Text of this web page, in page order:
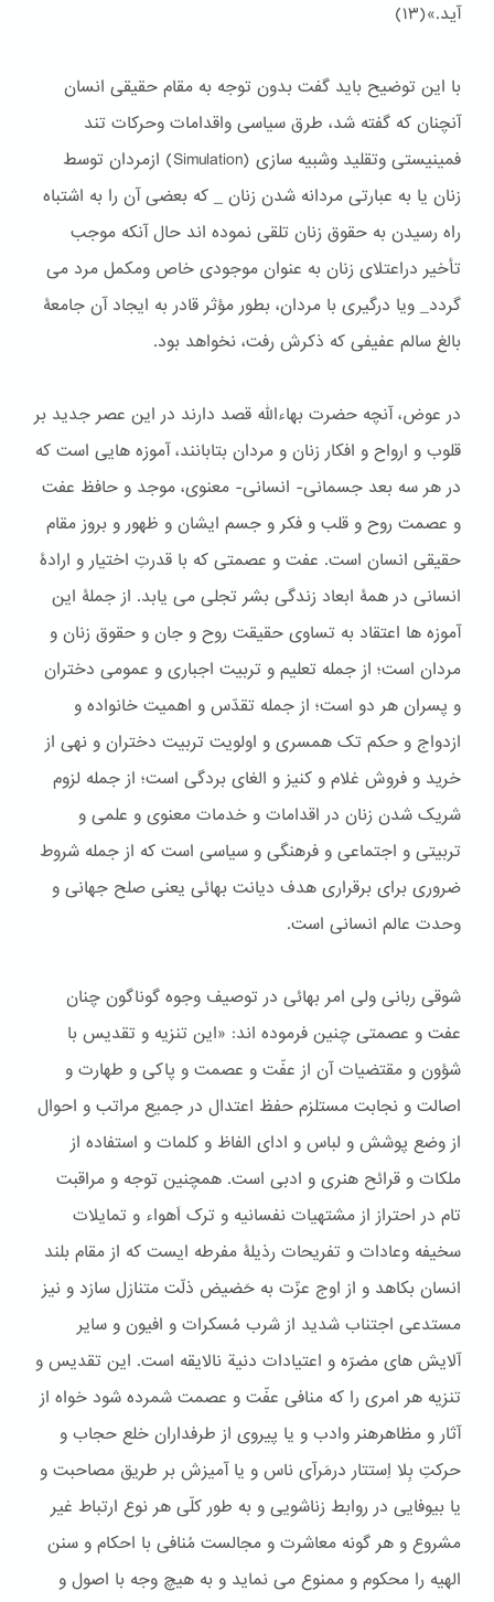
آيد.»(١٣)
با این توضیح باید گفت بدون توجه به مقام حقیقی انسان
آنچنان که گفته شد، طرق سیاسی واقدامات وحركات تند
فمینیستی وتقلید وشبیه سازی (Simulation) ازمردان توسط
زنان یا به عبارتی مردانه شدن زنان _ كه بعضی آن را به اشتباه
راه رسیدن به حقوق زنان تلقی نموده اند حال آنكه موجب
تأخیر دراعتلای زنان به عنوان موجودی خاص ومكمل مرد می
گردد_ ویا درگیری با مردان، بطور مؤثر قادر به ایجاد آن جامعۀ
بالغ سالم عفیفی که ذکرش رفت، نخواهد بود.
در عوض، آنچه حضرت بهاءالله قصد دارند در این عصر جدید بر
قلوب و ارواح و افکار زنان و مردان بتابانند، آموزه هایی است که
در هر سه بعد جسمانی- انسانی- معنوی، موجد و حافظ عفت
و عصمت روح و قلب و فکر و جسم ایشان و ظهور و بروز مقام
حقیقی انسان است. عفت و عصمتی که با قدرتِ اختیار و ارادۀ
انسانی در همۀ ابعاد زندگی بشر تجلی می یابد. از جملۀ این
آموزه ها اعتقاد به تساوی حقیقت روح و جان و حقوق زنان و
مردان است؛ از جمله تعلیم و تربیت اجباری و عمومی دختران
و پسران هر دو است؛ از جمله تقدّس و اهمیت خانواده و
ازدواج و حکم تک همسری و اولویت تربیت دختران و نهی از
خريد و فروش غلام و کنيز و الغای بردگی است؛ از جمله لزوم
شریک شدن زنان در اقدامات و خدمات معنوی و علمی و
تربیتی و اجتماعی و فرهنگی و سیاسی است که از جمله شروط
ضروری برای برقراری هدف دیانت بهائی یعنی صلح جهانی و
وحدت عالم انسانی است.
شوقی ربانی ولی امر بهائی در توصیف وجوه گوناگون چنان
عفت و عصمتی چنین فرموده اند: «این تنزیه و تقدیس با
شؤون و مقتضیات آن از عفّت و عصمت و پاکی و طهارت و
اصالت و نجابت مستلزم حفظ اعتدال در جمیع مراتب و احوال
از وضع پوشش و لباس و ادای الفاظ و کلمات و استفاده از
ملکات و قرائح هنری و ادبی است. همچنین توجه و مراقبت
تام در احتراز از مشتهیات نفسانیه و ترک اَهواء و تمایلات
سخیفه وعادات و تفریحات رذیلۀ مفرطه ایست که از مقام بلند
انسان بکاهد و از اوج عزّت به حَضیض ذلّت متنازل سازد و نیز
مستدعی اجتناب شدید از شرب مُسکرات و افیون و سایر
آلایش های مضرّه و اعتیادات دنیة نالایقه است. این تقدیس و
تنزیه هر امری را که منافی عفّت و عصمت شمرده شود خواه از
آثار و مظاهرهنر وادب و یا پیروی از طرفداران خلع حجاب و
حرکتِ بِلا اِستتار درمَرآی ناس و یا آمیزش بر طریق مصاحبت و
یا بیوفایی در روابط زناشویی و به طور کلّی هر نوع ارتباط غیر
مشروع و هر گونه معاشرت و مجالست مُنافی با احکام و سنن
الهیه را محکوم و ممنوع می نماید و به هیچ وجه با اصول و